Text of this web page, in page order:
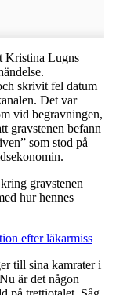
Kristina Lugns
skrivit fel datum
Det var
vid begravningen,
gravstenen befann
som stod på
gravstenen
hur hennes
efter läkarmiss
till sina kamrater i
är det någon